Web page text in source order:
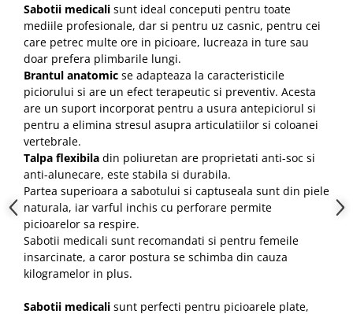
Sabotii medicali sunt ideal conceputi pentru toate
mediile profesionale, dar si pentru uz casnic, pentru cei
care petrec multe ore in picioare, lucreaza in ture sau
doar prefera plimbarile lungi.
Brantul anatomic se adapteaza la caracteristicile
piciorului si are un efect terapeutic si preventiv. Acesta
are un suport incorporat pentru a usura antepiciorul si
pentru a elimina stresul asupra articulatiilor si coloanei
vertebrale.
Talpa flexibila din poliuretan are proprietati anti-soc si
anti-alunecare, este stabila si durabila.
Partea superioara a sabotului si captuseala sunt din piele
naturala, iar varful inchis cu perforare permite
picioarelor sa respire.
Sabotii medicali sunt recomandati si pentru femeile
insarcinate, a caror postura se schimba din cauza
kilogramelor in plus.
Sabotii medicali sunt perfecti pentru picioarele plate,